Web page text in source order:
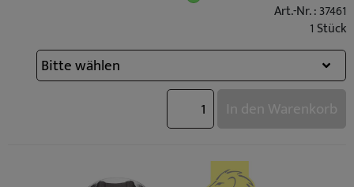
Art.-Nr. : 37461
1 Stück
In den Warenkorb